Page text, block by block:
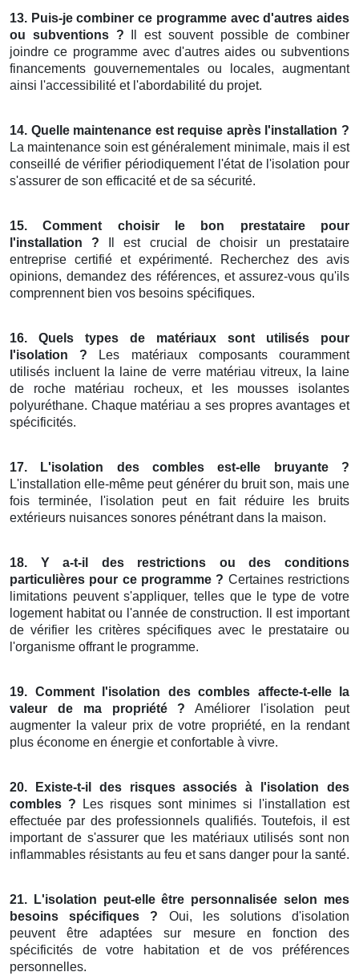
13. Puis-je combiner ce programme avec d'autres aides
ou subventions ? Il est souvent possible de combiner
joindre ce programme avec d'autres aides ou subventions
financements gouvernementales ou locales, augmentant
ainsi l'accessibilité et l'abordabilité du projet.
14. Quelle maintenance est requise après l'installation ?
La maintenance soin est généralement minimale, mais il est
conseillé de vérifier périodiquement l'état de l'isolation pour
s'assurer de son efficacité et de sa sécurité.
15. Comment choisir le bon prestataire pour
l'installation ? Il est crucial de choisir un prestataire
entreprise certifié et expérimenté. Recherchez des avis
opinions, demandez des références, et assurez-vous qu'ils
comprennent bien vos besoins spécifiques.
16. Quels types de matériaux sont utilisés pour
l'isolation ? Les matériaux composants couramment
utilisés incluent la laine de verre matériau vitreux, la laine
de roche matériau rocheux, et les mousses isolantes
polyuréthane. Chaque matériau a ses propres avantages et
spécificités.
17. L'isolation des combles est-elle bruyante ?
L'installation elle-même peut générer du bruit son, mais une
fois terminée, l'isolation peut en fait réduire les bruits
extérieurs nuisances sonores pénétrant dans la maison.
18. Y a-t-il des restrictions ou des conditions
particulières pour ce programme ? Certaines restrictions
limitations peuvent s'appliquer, telles que le type de votre
logement habitat ou l'année de construction. Il est important
de vérifier les critères spécifiques avec le prestataire ou
l'organisme offrant le programme.
19. Comment l'isolation des combles affecte-t-elle la
valeur de ma propriété ? Améliorer l'isolation peut
augmenter la valeur prix de votre propriété, en la rendant
plus économe en énergie et confortable à vivre.
20. Existe-t-il des risques associés à l'isolation des
combles ? Les risques sont minimes si l'installation est
effectuée par des professionnels qualifiés. Toutefois, il est
important de s'assurer que les matériaux utilisés sont non
inflammables résistants au feu et sans danger pour la santé.
21. L'isolation peut-elle être personnalisée selon mes
besoins spécifiques ? Oui, les solutions d'isolation
peuvent être adaptées sur mesure en fonction des
spécificités de votre habitation et de vos préférences
personnelles.